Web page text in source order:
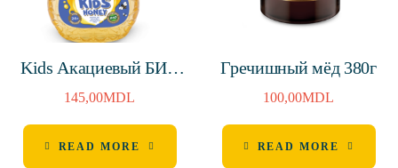
Kids Акациевый БИО
мёд с дозатором 250г
(MD-BIO-140, MD-
145,00MDL
READ MORE
Гречишный мёд 380г
100,00MDL
READ MORE